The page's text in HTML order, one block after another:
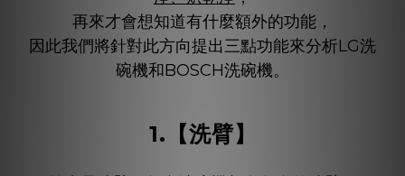
再來才會想知道有什麼額外的功能，
因此我們將針對此方向提出三點功能來分析LG洗
碗機和BOSCH洗碗機。
1.【洗臂】